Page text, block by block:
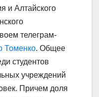
и Алтайского
телеграм-
Томенко. Общее
студентов
учреждений
Причем доля